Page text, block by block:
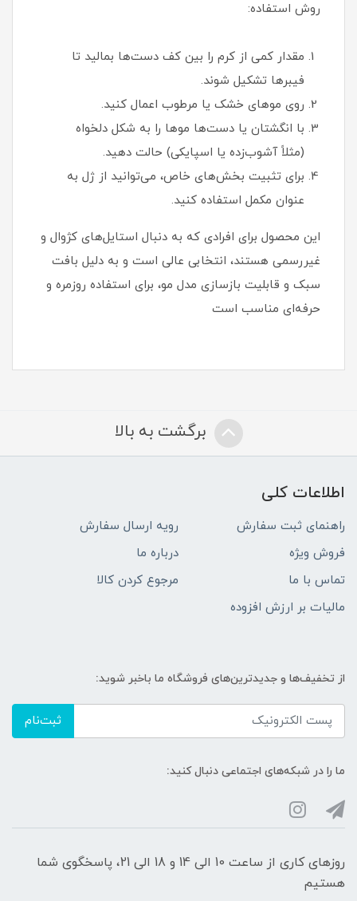
روش استفاده:
مقدار کمی از کرم را بین کف دست‌ها بمالید تا
فیبرها تشکیل شوند.
روی موهای خشک یا مرطوب اعمال کنید.
با انگشتان یا دست‌ها موها را به شکل دلخواه
(مثلاً آشوب‌زده یا اسپایکی) حالت دهید.
برای تثبیت بخش‌های خاص، می‌توانید از ژل به
عنوان مکمل استفاده کنید.
این محصول برای افرادی که به دنبال استایل‌های کژوال و
غیررسمی هستند، انتخابی عالی است و به دلیل بافت
سبک و قابلیت بازسازی مدل مو، برای استفاده روزمره و
حرفه‌ای مناسب است
برگشت به بالا
اطلاعات کلی
راهنمای ثبت سفارش
رویه ارسال سفارش
فروش ویژه
درباره ما
تماس با ما
مرجوع کردن کالا
مالیات بر ارزش افزوده
از تخفیف‌ها و جدیدترین‌های فروشگاه ما باخبر شوید:
ثبت‌نام
ما را در شبکه‌های اجتماعی دنبال کنید:
روزهای کاری از ساعت 10 الی 14 و 18 الی 21، پاسخگوی شما
هستیم